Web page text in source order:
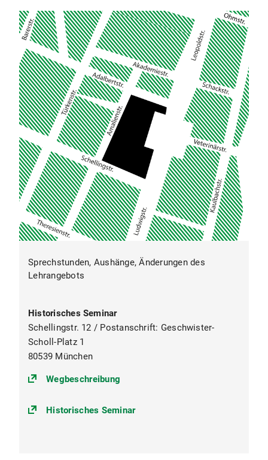
11, 12 und 13 (2016) vom 1. Juli 2021 (PDF, 30
KB)
Satzung zur Änderung der Promotionsordnung
der Ludwig-Maximilians-Universität München für
die Fakultäten 09, 10, 11, 12 und 13 (2016) vom
17. August 2017 (PDF, 38 KB)
Promotionsordnung Dr. phil. (PDF, 123 KB)
Sprechstunden, Aushänge, Änderungen des
Lehrangebots
Historisches Seminar
Schellingstr. 12 / Postanschrift: Geschwister-
Scholl-Platz 1
80539 München
Wegbeschreibung
Historisches Seminar